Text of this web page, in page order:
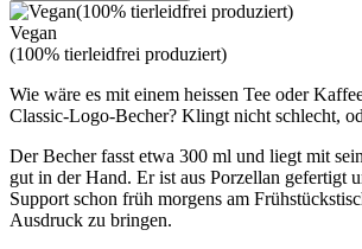
Vegan
(100% tierleidfrei produziert)
Wie wäre es mit einem heissen Tee oder
Classic-Logo-Becher? Klingt nicht schlecht,
Der Becher fasst etwa 300 ml und liegt mit
gut in der Hand. Er ist aus Porzellan gefertigt
Support schon früh morgens am
Ausdruck zu bringen.